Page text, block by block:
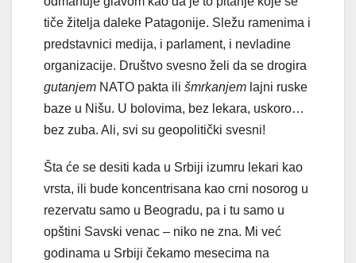
tiče žitelja daleke Patagonije. Sležu ramenima i
predstavnici medija, i parlament, i nevladine
organizacije. Društvo svesno želi da se drogira
gutanjem NATO pakta ili šmrkanjem lajni ruske
baze u Nišu. U bolovima, bez lekara, uskoro…
bez zuba. Ali, svi su geopolitički svesni!
Šta će se desiti kada u Srbiji izumru lekari kao
vrsta, ili bude koncentrisana kao crni nosorog u
rezervatu samo u Beogradu, pa i tu samo u
opštini Savski venac – niko ne zna. Mi već
godinama u Srbiji čekamo mesecima na